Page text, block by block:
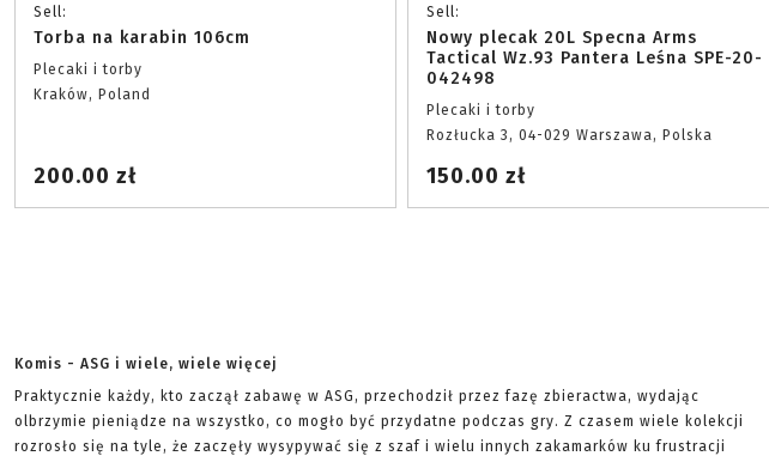
Sell:
Torba na karabin 106cm
Plecaki i torby
Kraków, Poland
200.00 zł
Sell:
Nowy plecak 20L Specna Arms
Tactical Wz.93 Pantera Leśna SPE-20-
042498
Plecaki i torby
Rozłucka 3, 04-029 Warszawa, Polska
150.00 zł
Komis - ASG i wiele, wiele więcej
Praktycznie każdy, kto zaczął zabawę w ASG, przechodził przez fazę zbieractwa, wydając
olbrzymie pieniądze na wszystko, co mogło być przydatne podczas gry. Z czasem wiele kolekcji
rozrosło się na tyle, że zaczęły wysypywać się z szaf i wielu innych zakamarków ku frustracji